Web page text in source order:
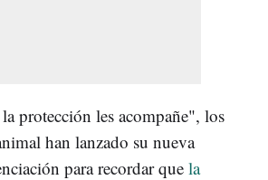
protección les acompañe", los
han lanzado su nueva
para recordar que la